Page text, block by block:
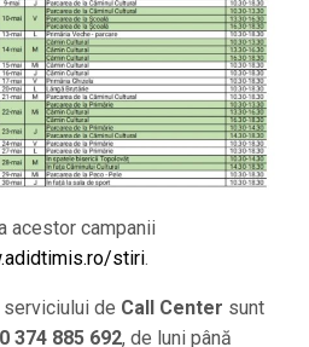
acestor campanii
stiri.
de Call Center sunt
374 885 692, de luni până